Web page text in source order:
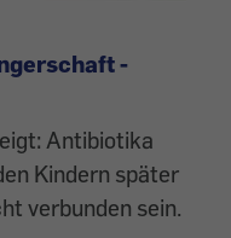
-
Antibiotika
Kindern später
verbunden sein.